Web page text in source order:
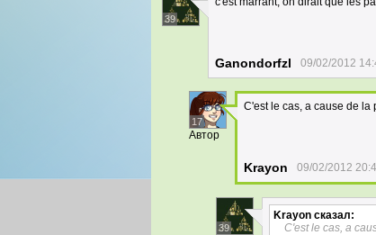
39
Ganondorfzl 09/02/2012
17
Автор
C'est le cas, a cause de la
Krayon 09/02/2012
39
Krayon сказал:
C'est le cas, a